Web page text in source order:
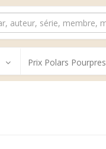
Prix Polars Pourpres